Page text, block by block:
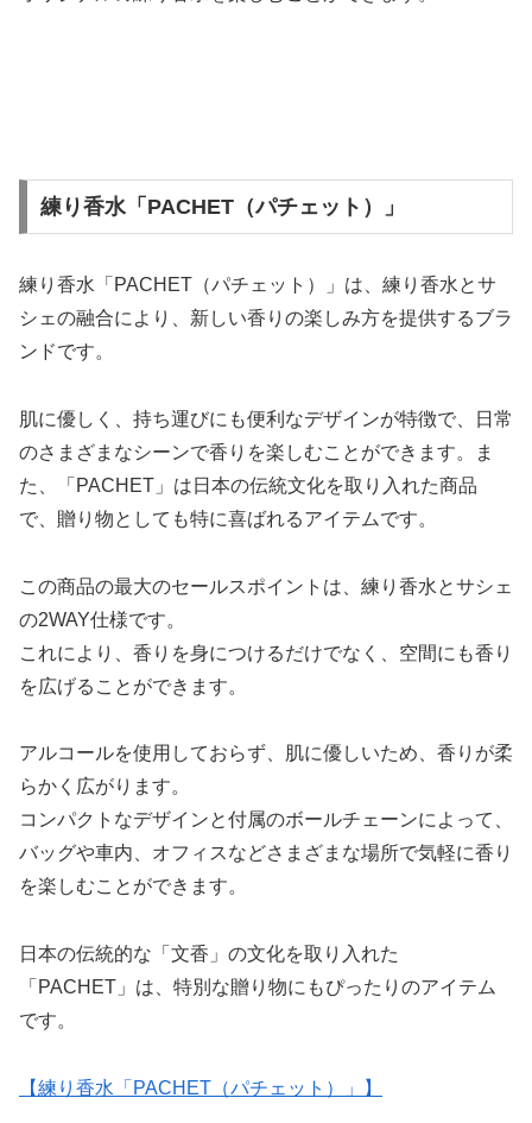
練り香水「PACHET（パチェット）」
練り香水「PACHET（パチェット）」は、練り香水とサ
シェの融合により、新しい香りの楽しみ方を提供するブラ
ンドです。
肌に優しく、持ち運びにも便利なデザインが特徴で、日常
のさまざまなシーンで香りを楽しむことができます。ま
た、「PACHET」は日本の伝統文化を取り入れた商品
で、贈り物としても特に喜ばれるアイテムです。
この商品の最大のセールスポイントは、練り香水とサシェ
の2WAY仕様です。
これにより、香りを身につけるだけでなく、空間にも香り
を広げることができます。
アルコールを使用しておらず、肌に優しいため、香りが柔
らかく広がります。
コンパクトなデザインと付属のボールチェーンによって、
バッグや車内、オフィスなどさまざまな場所で気軽に香り
を楽しむことができます。
日本の伝統的な「文香」の文化を取り入れた
「PACHET」は、特別な贈り物にもぴったりのアイテム
です。
【練り香水「PACHET（パチェット）」】